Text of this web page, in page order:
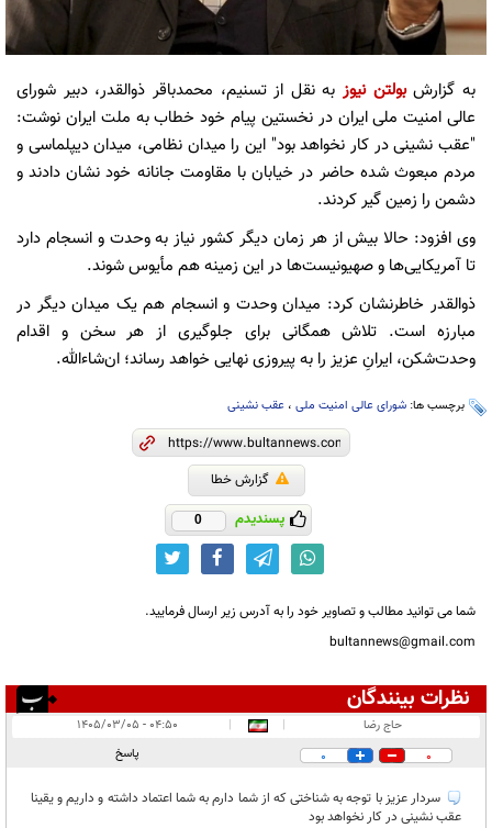
به گزارشبولتن نیوزبه نقل از تسنیم، محمدباقر ذوالقدر، دبیر شورای
عالی امنیت ملی ایران در نخستین پیام خود خطاب به ملت ایران نوشت:
"عقب نشینی در‌ کار نخواهد بود" این را میدان نظامی، میدان دیپلماسی و
مردم مبعوث شده حاضر در خیابان با مقاومت جانانه خود نشان دادند و
دشمن را زمین گیر کردند.
وی افزود: حالا بیش از هر زمان دیگر کشور نیاز به وحدت و انسجام دارد
تا آمریکایی‌ها و صهیونیست‌ها در این زمینه هم مأیوس شوند.
ذوالقدر خاطرنشان کرد: میدان وحدت و انسجام هم یک میدان دیگر در
مبارزه است. تلاش همگانی برای جلوگیری از هر سخن و اقدام
وحدت‌شکن، ایرانِ عزیز را به پیروزی نهایی خواهد رساند؛ ان‌شاءالله.
برچسب ها: شورای عالی امنیت ملی ، عقب نشینی
گزارش خطا
پسندیدم 0
شما می توانید مطالب و تصاویر خود را به آدرس زیر ارسال فرمایید.
bultannews@gmail.com
نظرات بینندگان
در انتظار بررسی:
حاج رضا |
|
۰۴:۵۰ - ۱۴۰۵/۰۳/۰۵
0
0 پاسخ
سردار عزیز با توجه به شناختی که از شما دارم به شما اعتماد داشته و داریم و یقینا
عقب نشینی در‌ کار نخواهد بود